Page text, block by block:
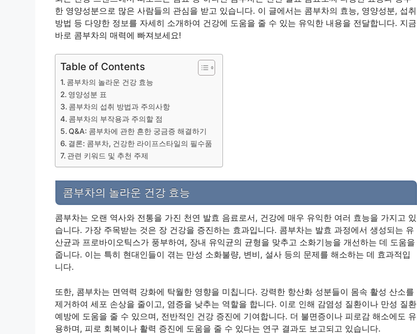
한 영양성분으로 많은 사람들의 관심을 받고 있습니다. 이 글에서는 콤부차의 효능, 영양성분, 섭취
방법 등 다양한 정보를 자세히 소개하여 건강에 도움을 줄 수 있는 유익한 내용을 전달합니다. 지금
바로 콤부차의 매력에 빠져보세요!
Table of Contents
콤부차의 놀라운 건강 효능
영양성분 표
콤부차의 섭취 방법과 주의사항
콤부차의 부작용과 주의할 점
Q&A: 콤부차에 관한 흔한 궁금증 해결하기
결론: 콤부차, 건강한 라이프스타일의 필수품
관련 키워드 및 추천 주제
콤부차의 놀라운 건강 효능
콤부차는 오랜 역사와 전통을 가진 천연 발효 음료로서, 건강에 매우 유익한 여러 효능을 가지고 있
습니다. 가장 주목받는 것은 장 건강을 증진하는 효과입니다. 콤부차는 발효 과정에서 생성되는 유
산균과 프로바이오틱스가 풍부하여, 장내 유익균의 균형을 맞추고 소화기능을 개선하는 데 도움을
줍니다. 이는 특히 현대인들이 겪는 만성 소화불량, 변비, 설사 등의 문제를 해소하는 데 효과적입
니다.
또한, 콤부차는 면역력 강화에 탁월한 영향을 미칩니다. 강력한 항산화 성분들이 몸속 활성 산소를
제거하여 세포 손상을 줄이고, 염증을 낮추는 역할을 합니다. 이로 인해 감염성 질환이나 만성 질환
예방에 도움을 줄 수 있으며, 전반적인 건강 증진에 기여합니다. 더 불면증이나 피로감 해소에도 유
용하며, 피로 회복이나 활력 증진에 도움을 줄 수 있다는 연구 결과도 보고되고 있습니다.